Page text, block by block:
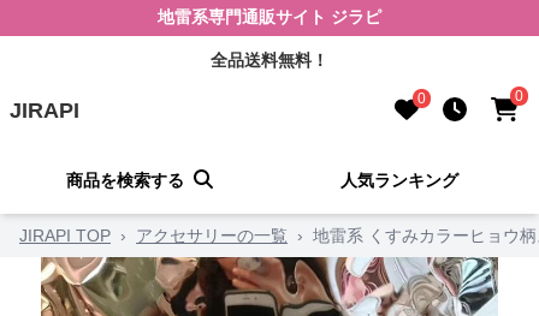
地雷系専門通販サイト ジラピ
全品送料無料！
JIRAPI 0 0
商品を検索する 人気ランキング
JIRAPI TOP › アクセサリーの一覧 › 地雷系 くすみカラーヒョウ